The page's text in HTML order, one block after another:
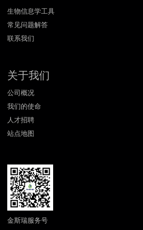
生物信息学工具
常见问题解答
联系我们
关于我们
公司概况
我们的使命
人才招聘
站点地图
金斯瑞服务号